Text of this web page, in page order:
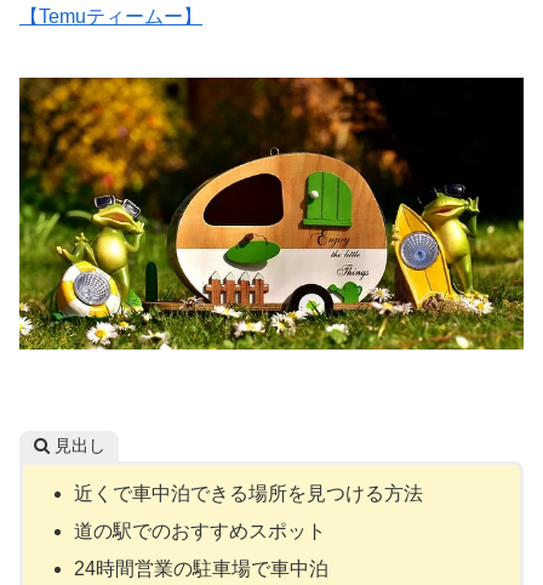
【Temuティームー】
見出し
近くで車中泊できる場所を見つける方法
道の駅でのおすすめスポット
24時間営業の駐車場で車中泊